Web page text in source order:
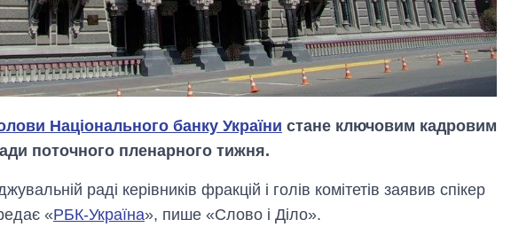
Національного банку України стане ключовим кадровим
поточного пленарного тижня.
раді керівників фракцій і голів комітетів заявив спікер
«РБК-Україна», пише «Слово і Діло».